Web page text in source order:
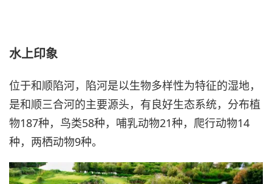
水上印象
位于和顺陷河，陷河是以生物多样性为特征的湿地，
是和顺三合河的主要源头，有良好生态系统，分布植
物187种，鸟类58种，哺乳动物21种，爬行动物14
种，两栖动物9种。